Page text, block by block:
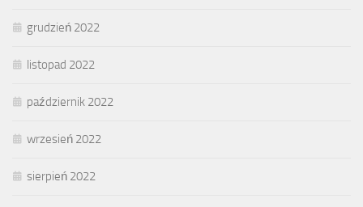
grudzień 2022
listopad 2022
październik 2022
wrzesień 2022
sierpień 2022